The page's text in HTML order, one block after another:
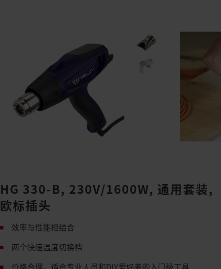
HG 330-B, 230V/1600W, 通用套装,
欧标插头
效率与性能相结合
两个快速温度切换档
价格合理，适合专业人员和DIY爱好者的入门级工具